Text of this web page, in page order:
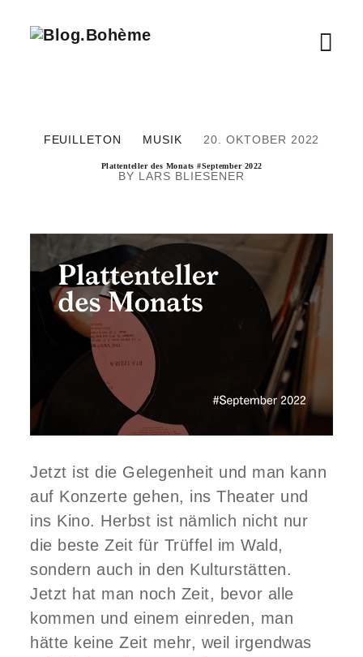
B
M
f
n
e
FEUILLETON MUSIK 20. OKTOBER 2022
Plattenteller des Monats #September 2022
LARS BLIESENER
Jetzt ist die Gelegenheit und man kann
auf Konzerte gehen, ins Theater und
ins Kino. Herbst ist nämlich nicht nur
die beste Zeit für Trüffel im Wald,
sondern auch in den Kulturstätten.
Jetzt hat man noch Zeit, bevor alle
kommen und einem einreden, man
hätte keine Zeit mehr, weil irgendwas